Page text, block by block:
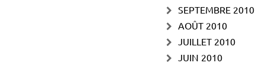
SEPTEMBRE 2010
AOÛT 2010
JUILLET 2010
JUIN 2010